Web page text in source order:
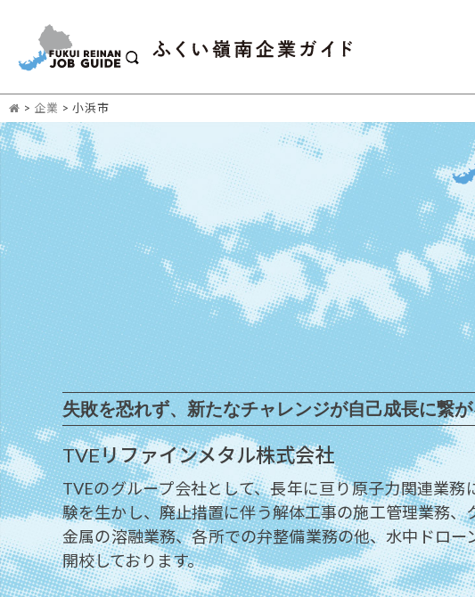
> 企業 > 小浜市
失敗を恐れず、新たなチャレンジが自己成長に繋
TVEリファインメタル株式会社
TVEのグループ会社として、長年に亘り原子力関連業務
験を生かし、廃止措置に伴う解体工事の施工管理業務、
金属の溶融業務、各所での弁整備業務の他、水中ドロー
開校しております。